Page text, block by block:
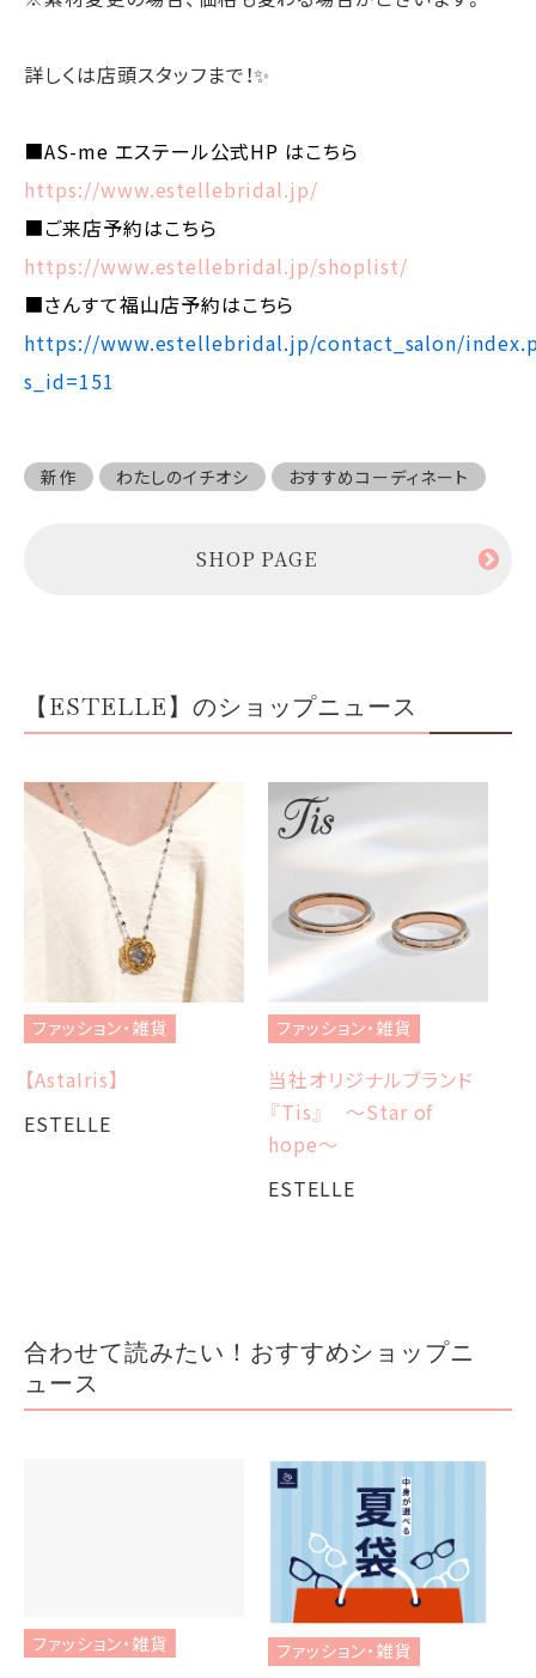
詳しくは店頭スタッフまで！✨
■AS-me エステール公式HP はこちら
https://www.estellebridal.jp/
■ご来店予約はこちら
https://www.estellebridal.jp/shoplist/
■さんすて福山店予約はこちら
https://www.estellebridal.jp/contact_salon/
s_id=151
新作 わたしのイチオシ おすすめコーディネート
SHOP PAGE
【ESTELLE】のショップニュース
ファッション・雑貨
【AstaIris】
ESTELLE
ファッション・雑貨
当社オリジナルブランド
『Tis』 ～Star of
hope～
ESTELLE
合わせて読みたい！おすすめショップニ
ュース
ファッション・雑貨 ファッション・雑貨